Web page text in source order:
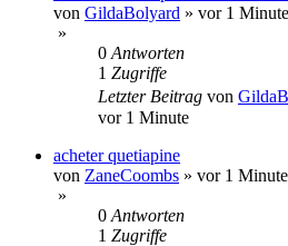
von GildaBolyard » vor 1 Minute
»
0 Antworten
1 Zugriffe
Letzter Beitrag von
vor 1 Minute
acheter quetiapine
von ZaneCoombs » vor 1 Minute
»
0 Antworten
1 Zugriffe